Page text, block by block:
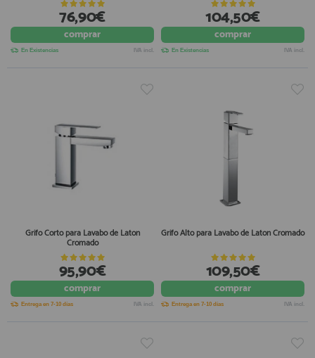
76,90€
comprar
En Existencias IVA incl.
104,50€
comprar
En Existencias IVA incl.
Grifo Corto para Lavabo de Laton
Cromado
95,90€
comprar
Entrega en 7-10 días IVA incl.
Grifo Alto para Lavabo de Laton Cromado
109,50€
comprar
Entrega en 7-10 días IVA incl.